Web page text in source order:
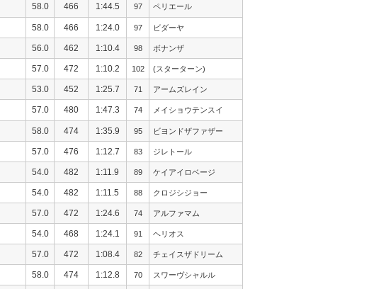
58.0 466 1:44.5 97 ペリエール
58.0 466 1:24.0 97 ビダーヤ
56.0 462 1:10.4 98 ボナンザ
57.0 472 1:10.2 102 (スターターン)
53.0 452 1:25.7 71 アームズレイン
57.0 480 1:47.3 74 メイショウテンスイ
58.0 474 1:35.9 95 ビヨンドザファザー
57.0 476 1:12.7 83 ジレトール
54.0 482 1:11.9 89 ケイアイロベージ
54.0 482 1:11.5 88 クロジシジョー
57.0 472 1:24.6 74 アルファマム
54.0 468 1:24.1 91 ヘリオス
57.0 472 1:08.4 82 チェイスザドリーム
58.0 474 1:12.8 70 スワーヴシャルル